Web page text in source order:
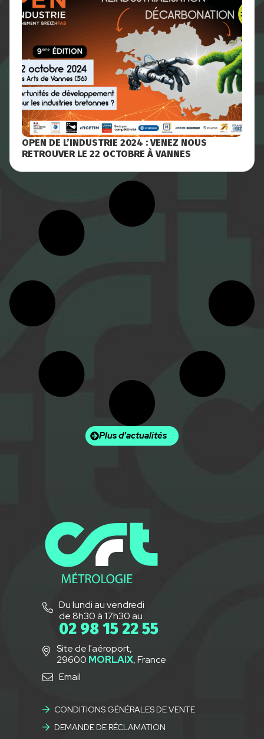
OPEN DE L’INDUSTRIE 2024 : VENEZ NOUS
RETROUVER LE 22 OCTOBRE À VANNES
Plus d'actualités
Du lundi au vendredi
de 8h30 à 17h30 au
02 98 15 22 55
Site de l'aéroport,
29600 MORLAIX, France
Email
CONDITIONS GÉNÉRALES DE VENTE
DEMANDE DE RÉCLAMATION